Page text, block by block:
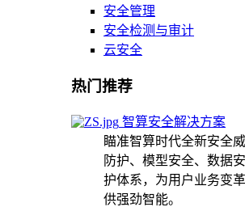
安全管理
安全检测与审计
云安全
热门推荐
智算安全解决方案
瞄准智算时代全新安全
防护、模型安全、数据
护体系，为用户业务变
供强劲智能。